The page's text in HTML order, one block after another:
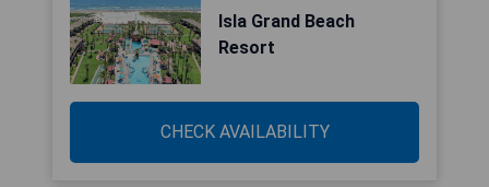
Isla Grand Beach
Resort
CHECK AVAILABILITY